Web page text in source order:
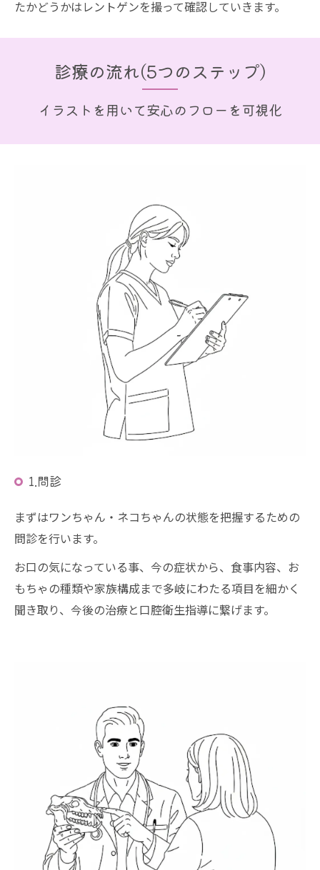
たかどうかはレントゲンを撮って確認していきます。
診療の流れ(5つのステップ)
イラストを用いて安心のフローを可視化
1.問診
まずはワンちゃん・ネコちゃんの状態を把握するための
問診を行います。
お口の気になっている事、今の症状から、食事内容、お
もちゃの種類や家族構成まで多岐にわたる項目を細かく
聞き取り、今後の治療と口腔衛生指導に繋げます。